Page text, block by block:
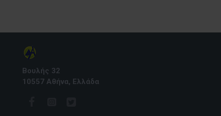
Βουλής 32
10557 Αθήνα, Ελλάδα